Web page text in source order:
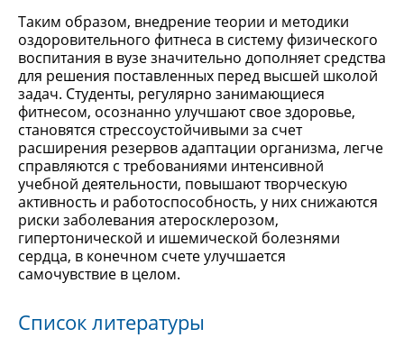
Таким образом, внедрение теории и методики
оздоровительного фитнеса в систему физического
воспитания в вузе значительно дополняет средства
для решения поставленных перед высшей школой
задач. Студенты, регулярно занимающиеся
фитнесом, осознанно улучшают свое здоровье,
становятся стрессоустойчивыми за счет
расширения резервов адаптации организма, легче
справляются с требованиями интенсивной
учебной деятельности, повышают творческую
активность и работоспособность, у них снижаются
риски заболевания атеросклерозом,
гипертонической и ишемической болезнями
сердца, в конечном счете улучшается
самочувствие в целом.
Список литературы